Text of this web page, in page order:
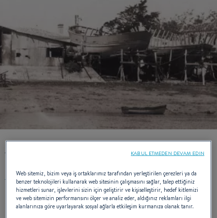
140 YILLIK UZMANLIK
1884 yılında, Beneteau ailesi tarafındanSaint-Gilles-Croix-
Web sitemiz, bizim veya iş ortaklarımız tarafından yerleştirilen çerezleri ya da
benzer teknolojileri kullanarak web sitesinin çalışmasını sağlar, talep ettiğiniz
hizmetleri sunar, işlevlerini sizin için geliştirir ve kişiselleştirir, hedef kitlemizi
ve web sitemizin performansını ölçer ve analiz eder, aldığınız reklamları ilgi
alanlarınıza göre uyarlayarak sosyal ağlarla etkileşim kurmanıza olanak tanır.
KABUL ETMEDEN DEVAM EDIN